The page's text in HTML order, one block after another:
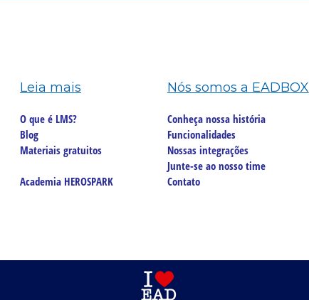
Leia mais
O que é LMS?
Blog
Materiais gratuitos
Academia HEROSPARK
Nós somos a EADBOX
Conheça nossa história
Funcionalidades
Nossas integrações
Junte-se ao nosso time
Contato